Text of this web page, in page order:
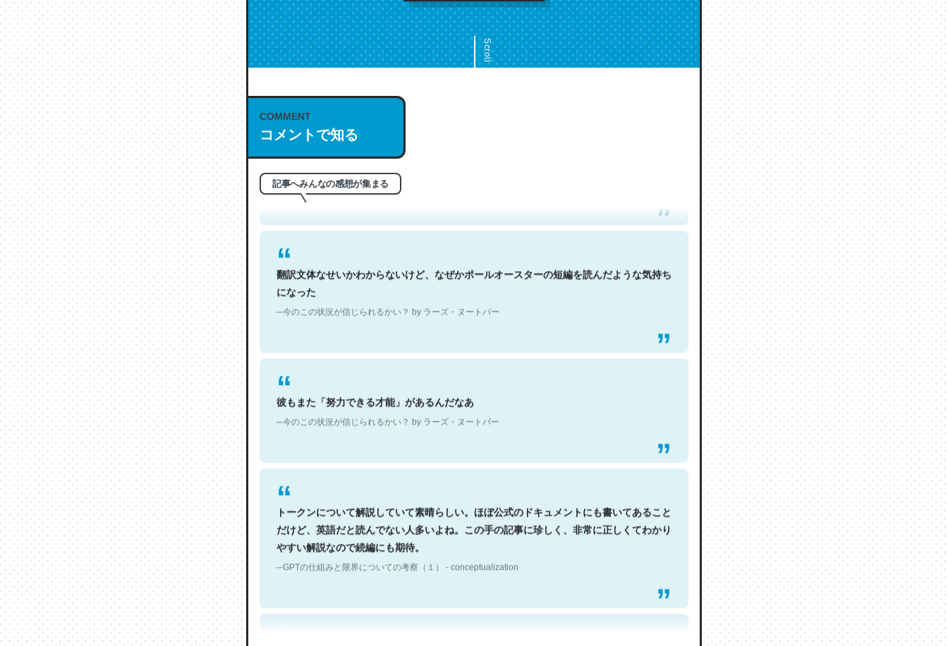
Scroll
COMMENT
コメントで知る
記事へみんなの感想が集まる
これは名文。彼はとてもクレバーなんだろうなと凄く思う。英語少しでも読める人は原文
もお勧め。自分はこの流れ好き。Let’s Fucking Go. Then Covid hit. Shit.
翻訳文体なせいかわからないけど、なぜかポールオースターの短編を読んだような気持ち
になった
─今のこの状況が信じられるかい？ by ラーズ・ヌートバー
彼もまた「努力できる才能」があるんだなあ
─今のこの状況が信じられるかい？ by ラーズ・ヌートバー
トークンについて解説していて素晴らしい。ほぼ公式のドキュメントにも書いてあること
だけど、英語だと読んでない人多いよね。この手の記事に珍しく、非常に正しくてわかり
やすい解説なので続編にも期待。
─GPTの仕組みと限界についての考察（１） - conceptualization